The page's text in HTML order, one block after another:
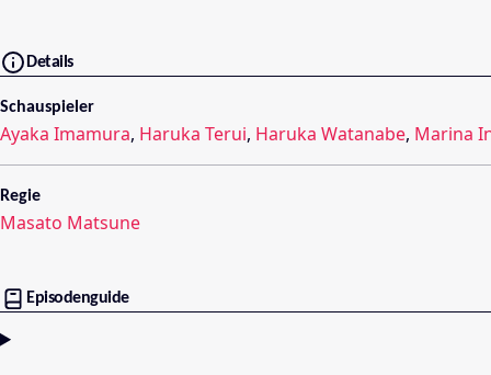
Details
Schauspieler
Ayaka Imamura, Haruka Terui, Haruka Watanabe, Marina
Regie
Masato Matsune
Episodenguide